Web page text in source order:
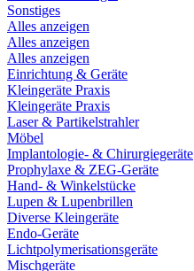
Sonstiges
Alles anzeigen
Alles anzeigen
Alles anzeigen
Einrichtung & Geräte
Kleingeräte Praxis
Kleingeräte Praxis
Laser & Partikelstrahler
Möbel
Implantologie- & Chirurgiegeräte
Prophylaxe & ZEG-Geräte
Hand- & Winkelstücke
Lupen & Lupenbrillen
Diverse Kleingeräte
Endo-Geräte
Lichtpolymerisationsgeräte
Mischgeräte